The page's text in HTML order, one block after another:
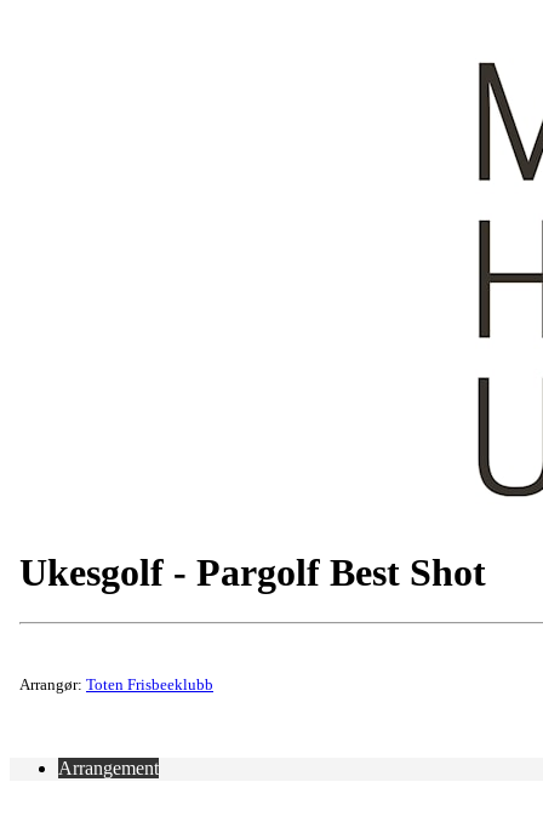
Ukesgolf - Pargolf Best Shot
Arrangør: Toten Frisbeeklubb
Arrangement